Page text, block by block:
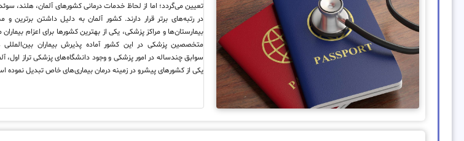
تعیین می‌گردد؛ اما از لحاظ خدمات درمانی کشورهای آلمان، هلند، سوئد
در رتبه‌های برتر قرار دارند. کشور آلمان به دلیل داشتن برترین و
بیمارستان‌ها و مراکز پزشکی، یکی از بهترین کشورها برای اعزام
متخصصین پزشکی در این کشور آماده پذیرش بیماران
سوابق چندساله در امور پزشکی و وجود دانشگاه‌های پزشکی تراز اول،
یکی از کشورهای پیشرو در زمینه درمان بیماری‌های خاص تبدیل نموده